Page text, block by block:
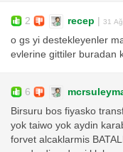
2 recep | 31
o gs yi destekleyenler
evlerine gittiler buradan
6
Birsuru bos fiyasko
yok taiwo yok aydin
forvet alcaklarmis